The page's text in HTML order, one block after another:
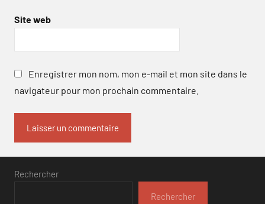
Site web
Enregistrer mon nom, mon e-mail et mon site dans le
navigateur pour mon prochain commentaire.
Rechercher
Rechercher